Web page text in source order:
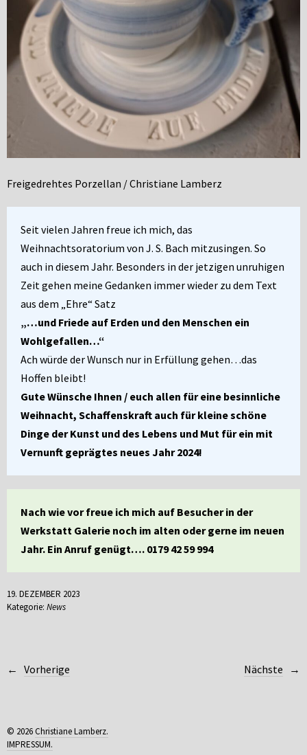
Freigedrehtes Porzellan / Christiane Lamberz
Seit vielen Jahren freue ich mich, das
Weihnachtsoratorium von J. S. Bach mitzusingen. So
auch in diesem Jahr. Besonders in der jetzigen unruhigen
Zeit gehen meine Gedanken immer wieder zu dem Text
aus dem „Ehre“ Satz
„…und Friede auf Erden und den Menschen ein
Wohlgefallen…“
Ach würde der Wunsch nur in Erfüllung gehen…das
Hoffen bleibt!
Gute Wünsche Ihnen / euch allen für eine besinnliche
Weihnacht, Schaffenskraft auch für kleine schöne
Dinge der Kunst und des Lebens und Mut für ein mit
Vernunft geprägtes neues Jahr 2024!
Nach wie vor freue ich mich auf Besucher in der
Werkstatt Galerie noch im alten oder gerne im neuen
Jahr. Ein Anruf genügt…. 0179 42 59 994
19. DEZEMBER 2023
Kategorie: News
Vorherige Nächste
© 2026Christiane Lamberz.
IMPRESSUM